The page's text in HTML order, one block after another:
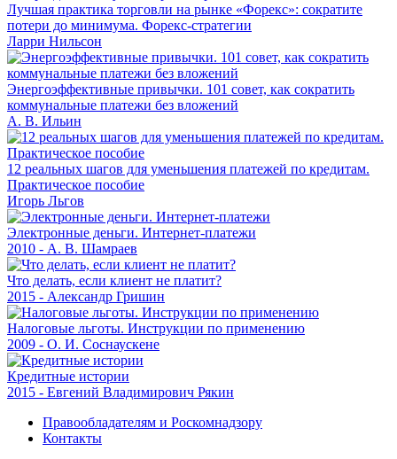
Лучшая практика торговли на рынке «Форекс»: сократите
потери до минимума. Форекс-стратегии
Ларри Нильсон
Энергоэффективные привычки. 101 совет, как сократить
коммунальные платежи без вложений
А. В. Ильин
12 реальных шагов для уменьшения платежей по кредитам.
Практическое пособие
Игорь Льгов
Электронные деньги. Интернет-платежи
2010 - А. В. Шамраев
Что делать, если клиент не платит?
2015 - Александр Гришин
Налоговые льготы. Инструкции по применению
2009 - О. И. Соснаускене
Кредитные истории
2015 - Евгений Владимирович Рякин
Правообладателям и Роскомнадзору
Контакты